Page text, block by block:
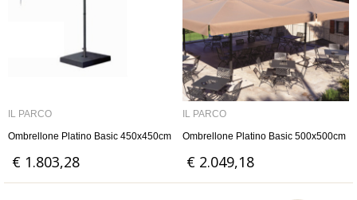
IL PARCO
Ombrellone Platino Basic 450x450cm
€ 1.803,28
IL PARCO
Ombrellone Platino Basic 500x500cm
€ 2.049,18